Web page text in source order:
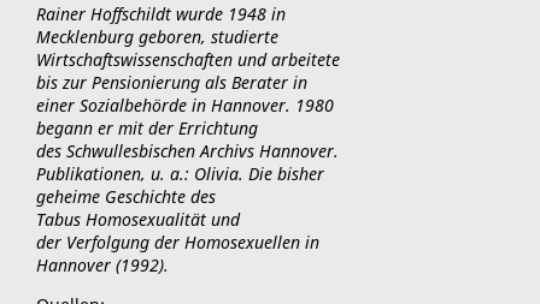
Rainer Hoffschildt wurde 1948 in
Mecklenburg geboren, studierte
Wirtschaftswissenschaften und arbeitete
bis zur Pensionierung als Berater in
einer Sozialbehörde in Hannover. 1980
begann er mit der Errichtung
des Schwullesbischen Archivs Hannover.
Publikationen, u. a.: Olivia. Die bisher
geheime Geschichte des
Tabus Homosexualität und
der Verfolgung der Homosexuellen in
Hannover (1992).